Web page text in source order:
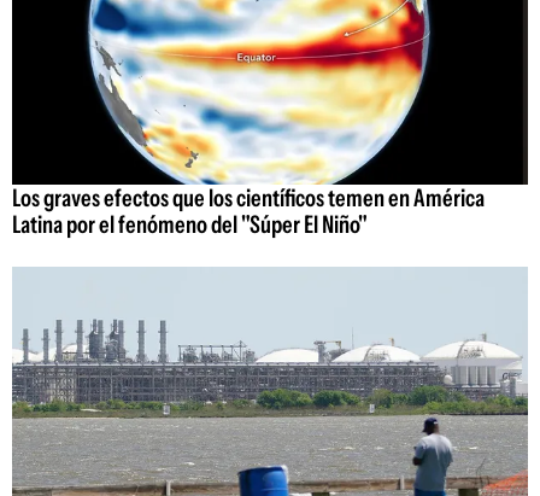
Los graves efectos que los científicos temen en América
Latina por el fenómeno del "Súper El Niño"